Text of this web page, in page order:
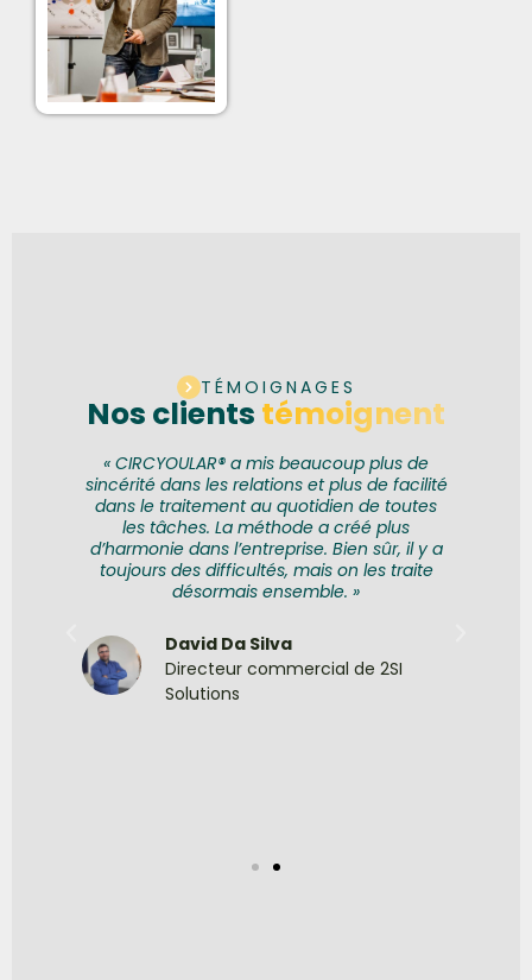
TÉMOIGNAGES
Nos clients témoignent
« CIRCYOULAR® a mis beaucoup plus de
sincérité dans les relations et plus de facilité
dans le traitement au quotidien de toutes
les tâches. La méthode a créé plus
d’harmonie dans l’entreprise. Bien sûr, il y a
toujours des difficultés, mais on les traite
désormais ensemble. »
David Da Silva
Directeur commercial de 2SI
Solutions